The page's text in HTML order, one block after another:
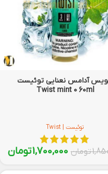
آدامس نعنایی توئیست
Twist mint 0 60ml
توئیست | Twist
تومان 1,700,000تومان